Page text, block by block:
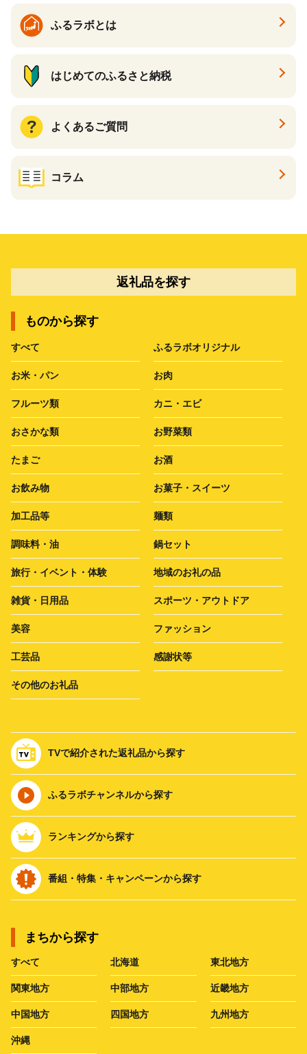
ふるラボとは
はじめてのふるさと納税
よくあるご質問
コラム
返礼品を探す
ものから探す
すべて ふるラボオリジナル
お米・パン お肉
フルーツ類 カニ・エビ
おさかな類 お野菜類
たまご お酒
お飲み物 お菓子・スイーツ
加工品等 麺類
調味料・油 鍋セット
旅行・イベント・体験 地域のお礼の品
雑貨・日用品 スポーツ・アウトドア
美容 ファッション
工芸品 感謝状等
その他のお礼品
TVで紹介された返礼品から探す
ふるラボチャンネルから探す
ランキングから探す
番組・特集・キャンペーンから探す
まちから探す
すべて 北海道 東北地方
関東地方 中部地方 近畿地方
中国地方 四国地方 九州地方
沖縄